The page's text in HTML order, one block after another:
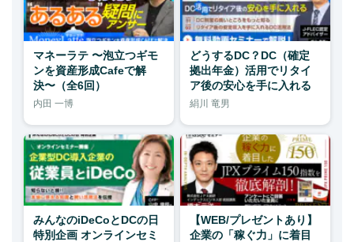
マネーラテ 〜泡立つギモ
ンを資産形成Cafeで解
決〜（全6回）
内田 一博
どうするDC？DC（確定
拠出年金）活用でリタイ
ア後の安心を手に入れる
絹川 竜男
みんなのiDeCoとDCの日
特別企画 オンラインセミ
【WEB/プレゼントあり】
企業の「稼ぐ力」に着目